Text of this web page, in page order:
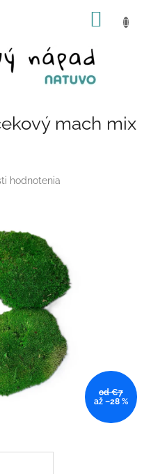
mach mix
hodnotenia
od €7
až –28 %